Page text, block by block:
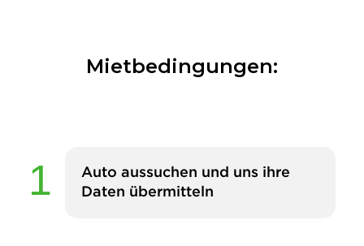
Mietbedingungen:
Auto aussuchen und uns ihre
Daten übermitteln